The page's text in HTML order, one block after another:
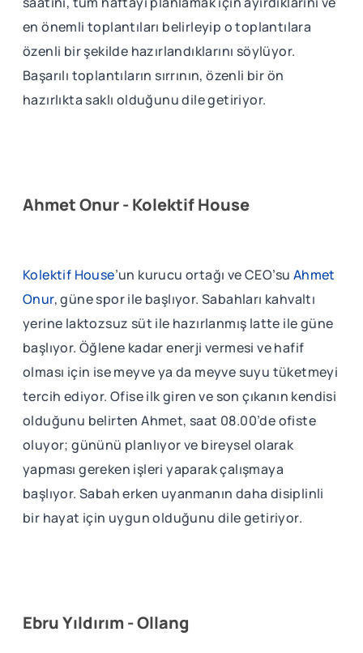
en önemli toplantıları belirleyip o toplantılara
özenli bir şekilde hazırlandıklarını söylüyor.
Başarılı toplantıların sırrının, özenli bir ön
hazırlıkta saklı olduğunu dile getiriyor.
Ahmet Onur - Kolektif House
Kolektif House’un kurucu ortağı ve CEO’su Ahmet
Onur, güne spor ile başlıyor. Sabahları kahvaltı
yerine laktozsuz süt ile hazırlanmış latte ile güne
başlıyor. Öğlene kadar enerji vermesi ve hafif
olması için ise meyve ya da meyve suyu tüketmeyi
tercih ediyor. Ofise ilk giren ve son çıkanın kendisi
olduğunu belirten Ahmet, saat 08.00’de ofiste
oluyor; gününü planlıyor ve bireysel olarak
yapması gereken işleri yaparak çalışmaya
başlıyor. Sabah erken uyanmanın daha disiplinli
bir hayat için uygun olduğunu dile getiriyor.
Ebru Yıldırım - Ollang